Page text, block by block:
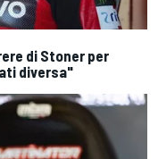
di Stoner per
diversa"